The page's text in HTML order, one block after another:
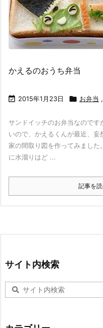
かえるのおうち弁当
 2015年1月23日  お弁当 ,
サンドイッチのお弁当なので
いので、かえるくんが最近、
家の間取り図を作ってみまし
に水溜りはど ...
記事を
サイト内検索